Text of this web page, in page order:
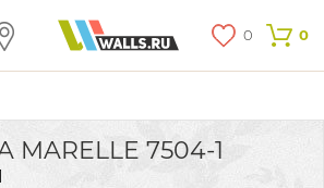
0 0
7504-1